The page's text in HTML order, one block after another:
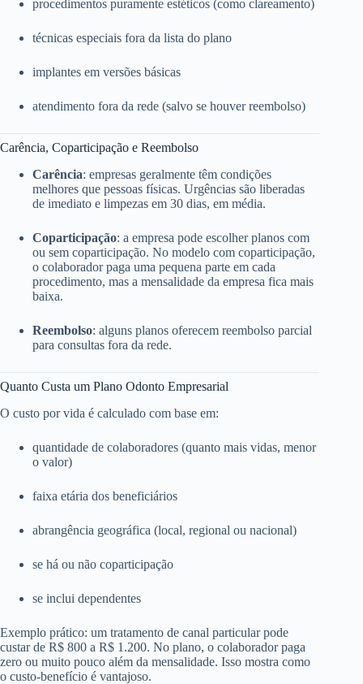
procedimentos puramente estéticos (como clareamento)
técnicas especiais fora da lista do plano
implantes em versões básicas
atendimento fora da rede (salvo se houver reembolso)
Carência, Coparticipação e Reembolso
Carência: empresas geralmente têm condições
melhores que pessoas físicas. Urgências são liberadas
de imediato e limpezas em 30 dias, em média.
Coparticipação: a empresa pode escolher planos com
ou sem coparticipação. No modelo com coparticipação,
o colaborador paga uma pequena parte em cada
procedimento, mas a mensalidade da empresa fica mais
baixa.
Reembolso: alguns planos oferecem reembolso parcial
para consultas fora da rede.
Quanto Custa um Plano Odonto Empresarial
O custo por vida é calculado com base em:
quantidade de colaboradores (quanto mais vidas, menor
o valor)
faixa etária dos beneficiários
abrangência geográfica (local, regional ou nacional)
se há ou não coparticipação
se inclui dependentes
Exemplo prático: um tratamento de canal particular pode
custar de R$ 800 a R$ 1.200. No plano, o colaborador paga
zero ou muito pouco além da mensalidade. Isso mostra como
o custo-benefício é vantajoso.